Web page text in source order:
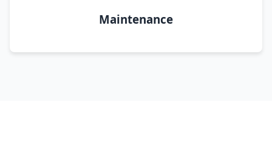
Maintenance